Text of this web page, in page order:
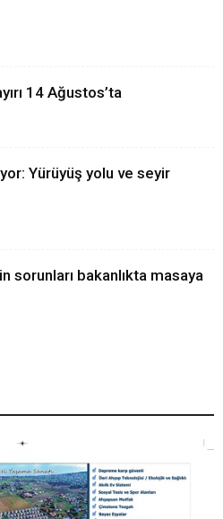
14 Ağustos’ta
Yürüyüş yolu ve seyir
sorunları bakanlıkta masaya